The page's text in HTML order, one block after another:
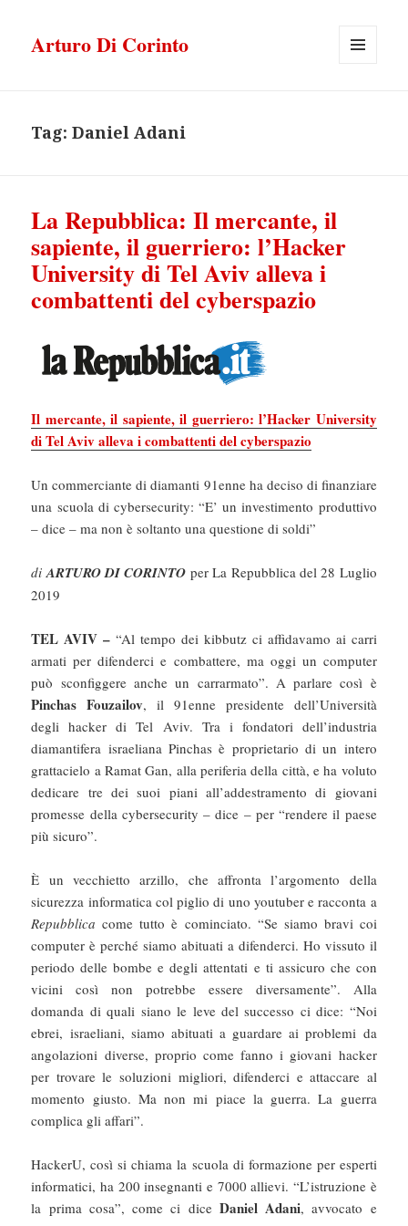
Arturo Di Corinto
Tag:Daniel Adani
La Repubblica: Il mercante, il
sapiente, il guerriero: l’Hacker
University di Tel Aviv alleva i
combattenti del cyberspazio
Il mercante, il sapiente, il guerriero: l’Hacker University
di Tel Aviv alleva i combattenti del cyberspazio
Un commerciante di diamanti 91enne ha deciso di finanziare
una scuola di cybersecurity: “E’ un investimento produttivo
– dice – ma non è soltanto una questione di soldi”
diARTURO DI CORINTO per La Repubblica del 28 Luglio
2019
TEL AVIV –“Al tempo dei kibbutz ci affidavamo ai carri
armati per difenderci e combattere, ma oggi un computer
può sconfiggere anche un carrarmato”. A parlare così è
Pinchas Fouzailov, il 91enne presidente dell’Università
degli hacker di Tel Aviv. Tra i fondatori dell’industria
diamantifera israeliana Pinchas è proprietario di un intero
grattacielo a Ramat Gan, alla periferia della città, e ha voluto
dedicare tre dei suoi piani all’addestramento di giovani
promesse della cybersecurity – dice – per “rendere il paese
più sicuro”.
È un vecchietto arzillo, che affronta l’argomento della
sicurezza informatica col piglio di uno youtuber e racconta a
Repubblica come tutto è cominciato. “Se siamo bravi coi
computer è perché siamo abituati a difenderci. Ho vissuto il
periodo delle bombe e degli attentati e ti assicuro che con
vicini così non potrebbe essere diversamente”. Alla
domanda di quali siano le leve del successo ci dice: “Noi
ebrei, israeliani, siamo abituati a guardare ai problemi da
angolazioni diverse, proprio come fanno i giovani hacker
per trovare le soluzioni migliori, difenderci e attaccare al
momento giusto. Ma non mi piace la guerra. La guerra
complica gli affari”.
HackerU, così si chiama la scuola di formazione per esperti
informatici, ha 200 insegnanti e 7000 allievi. “L’istruzione è
la prima cosa”, come ci dice Daniel Adani, avvocato e